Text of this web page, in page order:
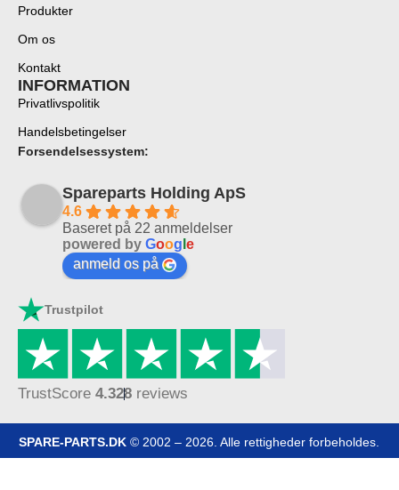
Produkter
Om os
Kontakt
INFORMATION
Privatlivspolitik
Handelsbetingelser
Forsendelsessystem:
Spareparts Holding ApS
4.6
Baseret på 22 anmeldelser
powered by Goog e
anmeld os på
Trustpilot
TrustScore 4.328 reviews
SPARE-PARTS.DK © 2002 – 2026. Alle rettigheder forbeholdes.